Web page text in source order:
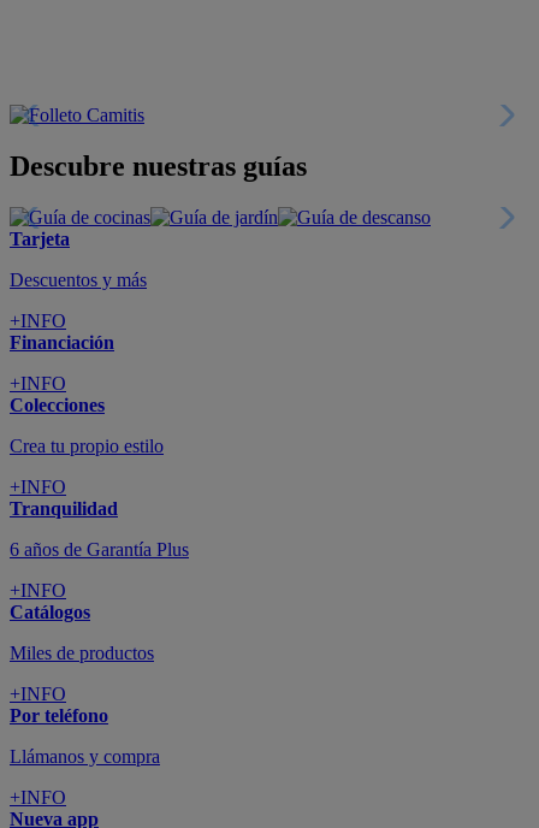
Descubre nuestras guías
Tarjeta
Descuentos y más
+INFO
Financiación
+INFO
Colecciones
Crea tu propio estilo
+INFO
Tranquilidad
6 años de Garantía Plus
+INFO
Catálogos
Miles de productos
+INFO
Por teléfono
Llámanos y compra
+INFO
Nueva app